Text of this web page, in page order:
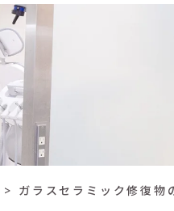
> ガラスセラミック修復物